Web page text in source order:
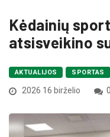
Kėdainių
atsisveikino
AKTUALIJOS SPORTAS
2026 16 birželio
0